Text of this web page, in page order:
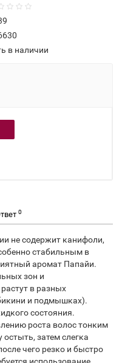
в наличии
0
не содержит канифоли,
стабильным в
аромат Папайи.
зон и
в разных
и подмышках).
состояния.
роста волос тонким
затем слегка
чего резко и быстро